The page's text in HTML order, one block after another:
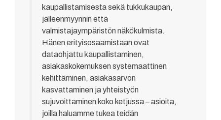
kaupallistamisesta sekä tukkukaupan,
jälleenmyynnin että
valmistajaympäristön näkökulmista.
Hänen erityisosaamistaan ovat
dataohjattu kaupallistaminen,
asiakaskokemuksen systemaattinen
kehittäminen, asiakasarvon
kasvattaminen ja yhteistyön
sujuvoittaminen koko ketjussa – asioita,
joilla haluamme tukea teidän